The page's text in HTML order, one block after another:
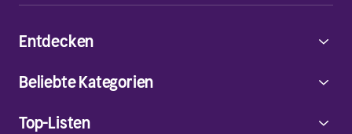
Entdecken
Beliebte Kategorien
Top-Listen